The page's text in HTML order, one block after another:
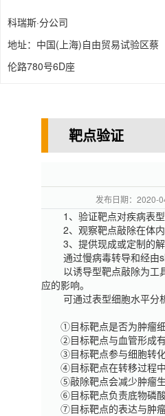
科瑞斯·分公司
地址：中国 (上海)自由贸易试验区蔡
伦路780号6D座
靶点验证
发布日期： 2020-
1、验证靶点对疾病表
2、观察靶点敲除在体
3、提供现成或定制的
通过慢病毒转导和经由
以诱导型靶点敲除为工
应的影响。
可通过表型细胞水平分
①目标靶点是否为肿瘤
②目标靶点与血管形成有
③目标靶点参与细胞转化
④目标靶点在转移过程
⑤敲除靶点会减少肿瘤生
⑥目标靶点负责底物磷
⑦目标靶点的表达与肿